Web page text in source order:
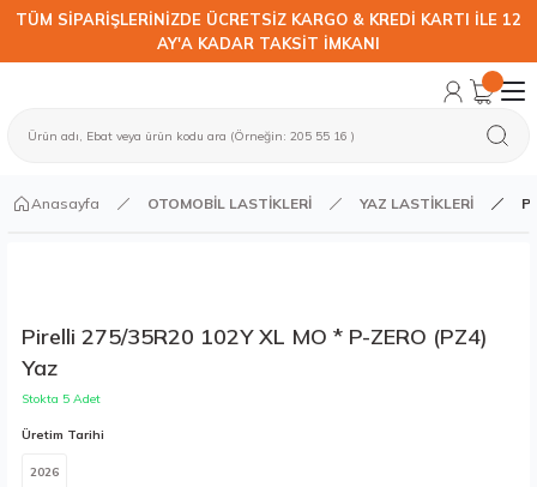
TÜM SİPARİŞLERİNİZDE ÜCRETSİZ KARGO & KREDİ KARTI İLE 12
AY'A KADAR TAKSİT İMKANI
Anasayfa OTOMOBİL LASTİKLERİ YAZ LASTİKLERİ
Pirelli 275/35R20 102Y XL MO * P-ZERO (PZ4)
Yaz
Stokta 5 Adet
Üretim Tarihi
2026